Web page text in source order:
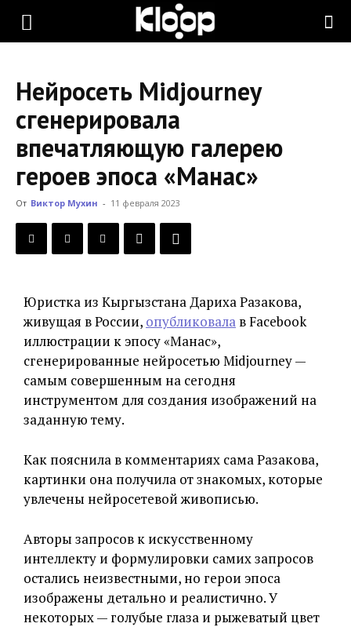
KLOOP.KG
Новости
Кыргызстана
Нейросеть Midjourney
сгенерировала
впечатляющую галерею
героев эпоса «Манас»
От Виктор Мухин - 11 февраля 2023
Юристка из Кыргызстана Дариха Разакова,
живущая в России, опубликовала в Facebook
иллюстрации к эпосу «Манас»,
сгенерированные нейросетью Midjourney —
самым совершенным на сегодня
инструментом для создания изображений на
заданную тему.
Как пояснила в комментариях сама Разакова,
картинки она получила от знакомых, которые
увлечены нейросетевой живописью.
Авторы запросов к искусственному
интеллекту и формулировки самих запросов
остались неизвестными, но герои эпоса
изображены детально и реалистично. У
некоторых — голубые глаза и рыжеватый цвет